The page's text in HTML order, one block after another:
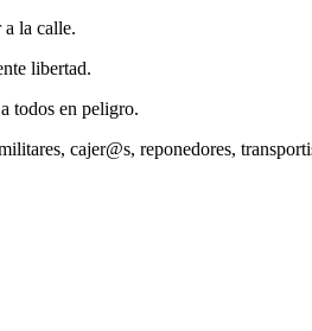
a la calle.
libertad.
todos en peligro.
cajer@s, reponedores,